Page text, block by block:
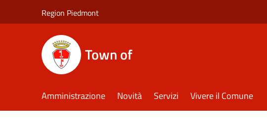
Region Piedmont
Town of
Amministrazione Novità Servizi Vivere il Comune